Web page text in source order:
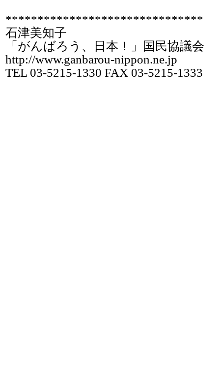
*******************************
石津美知子
「がんばろう、日本！」国民協議会
http://www.ganbarou-nippon.ne.jp
TEL 03-5215-1330 FAX 03-5215-1333